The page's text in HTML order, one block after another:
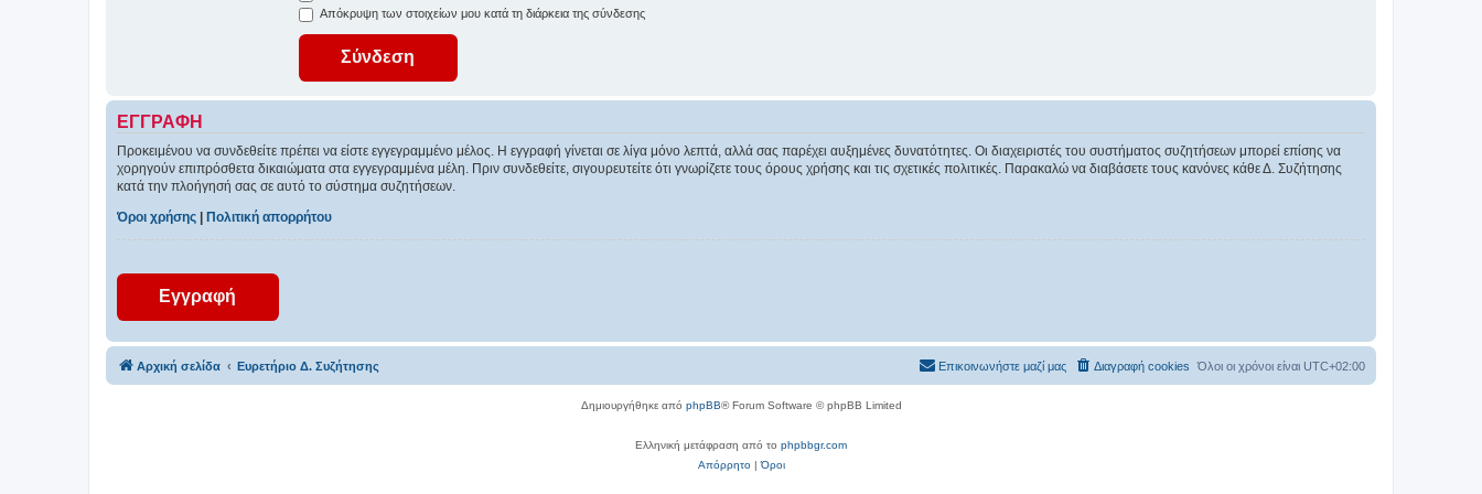
Απόκρυψη των στοιχείων μου κατά τη διάρκεια της σύνδεσης
ΕΓΓΡΑΦΉ
Προκειμένου να συνδεθείτε πρέπει να είστε εγγεγραμμένο μέλος. Η εγγραφή γίνεται σε λίγα μόνο λεπτά, αλλά σας παρέχει αυξημένες δυνατότητες. Οι διαχειριστές του συστήματος συζητήσεων μπορεί επίσης να
χορηγούν επιπρόσθετα δικαιώματα στα εγγεγραμμένα μέλη. Πριν συνδεθείτε, σιγουρευτείτε ότι γνωρίζετε τους όρους χρήσης και τις σχετικές πολιτικές. Παρακαλώ να διαβάσετε τους κανόνες κάθε Δ. Συζήτησης
κατά την πλοήγησή σας σε αυτό το σύστημα συζητήσεων.
Όροι χρήσης | Πολιτική απορρήτου
Εγγραφή
Αρχική σελίδα Ευρετήριο Δ. Συζήτησης Όλοι οι χρόνοι είναι UTC+02:00
Διαγραφή cookies
Επικοινωνήστε μαζί μας
Δημιουργήθηκε από phpBB® Forum Software © phpBB Limited
Ελληνική μετάφραση από το phpbbgr.com
Απόρρητο|Όροι